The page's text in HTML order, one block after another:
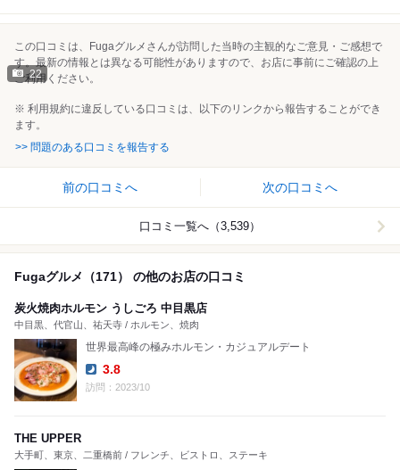
22
この口コミは、Fugaグルメさんが訪問した当時の主観的なご意見・ご感想で
す。最新の情報とは異なる可能性がありますので、お店に事前にご確認の上
ご利用ください。
※ 利用規約に違反している口コミは、以下のリンクから報告することができ
ます。
>> 問題のある口コミを報告する
前の口コミへ 次の口コミへ
口コミ一覧へ（3,539）
Fugaグルメ（171） の他のお店の口コミ
炭火焼肉ホルモン うしごろ 中目黒店
中目黒、代官山、祐天寺 / ホルモン、焼肉
世界最高峰の極みホルモン・カジュアルデート
Dinner:
3.8
訪問：2023/10
THE UPPER
大手町、東京、二重橋前 / フレンチ、ビストロ、ステーキ